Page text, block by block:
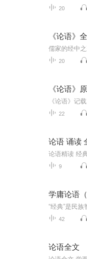
20
《论语》
20
《论语》
22
论语 诵读
9
学庸论语
42
论语全文